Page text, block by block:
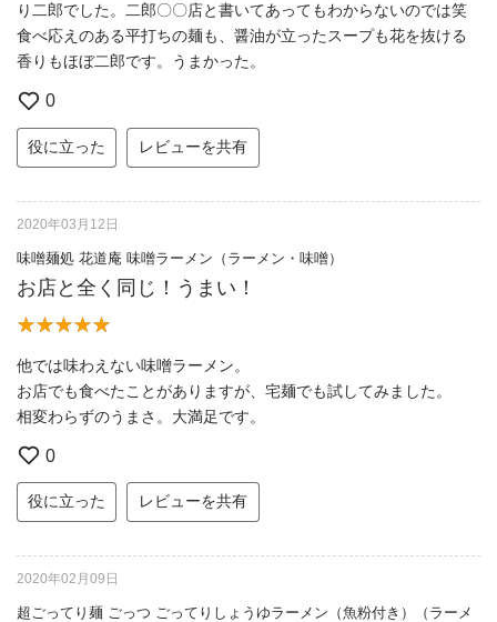
り二郎でした。二郎〇〇店と書いてあってもわからないのでは笑
食べ応えのある平打ちの麺も、醤油が立ったスープも花を抜ける
香りもほぼ二郎です。うまかった。
0
役に立った レビューを共有
2020年03月12日
味噌麺処 花道庵 味噌ラーメン（ラーメン・味噌）
お店と全く同じ！うまい！
他では味わえない味噌ラーメン。
お店でも食べたことがありますが、宅麺でも試してみました。
相変わらずのうまさ。大満足です。
0
役に立った レビューを共有
2020年02月09日
超ごってり麺 ごっつ ごってりしょうゆラーメン（魚粉付き）（ラーメ